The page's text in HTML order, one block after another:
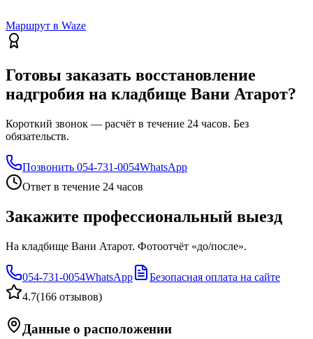
Маршрут в Waze
Готовы заказать восстановление
надгробия на кладбище Вани Атарот?
Короткий звонок — расчёт в течение 24 часов. Без
обязательств.
Позвонить 054-731-0054WhatsApp
Ответ в течение 24 часов
Закажите профессиональный выезд
На кладбище Вани Атарот. Фотоотчёт «до/после».
054-731-0054WhatsApp
Безопасная оплата на сайте
4.7(166 отзывов)
Данные о расположении